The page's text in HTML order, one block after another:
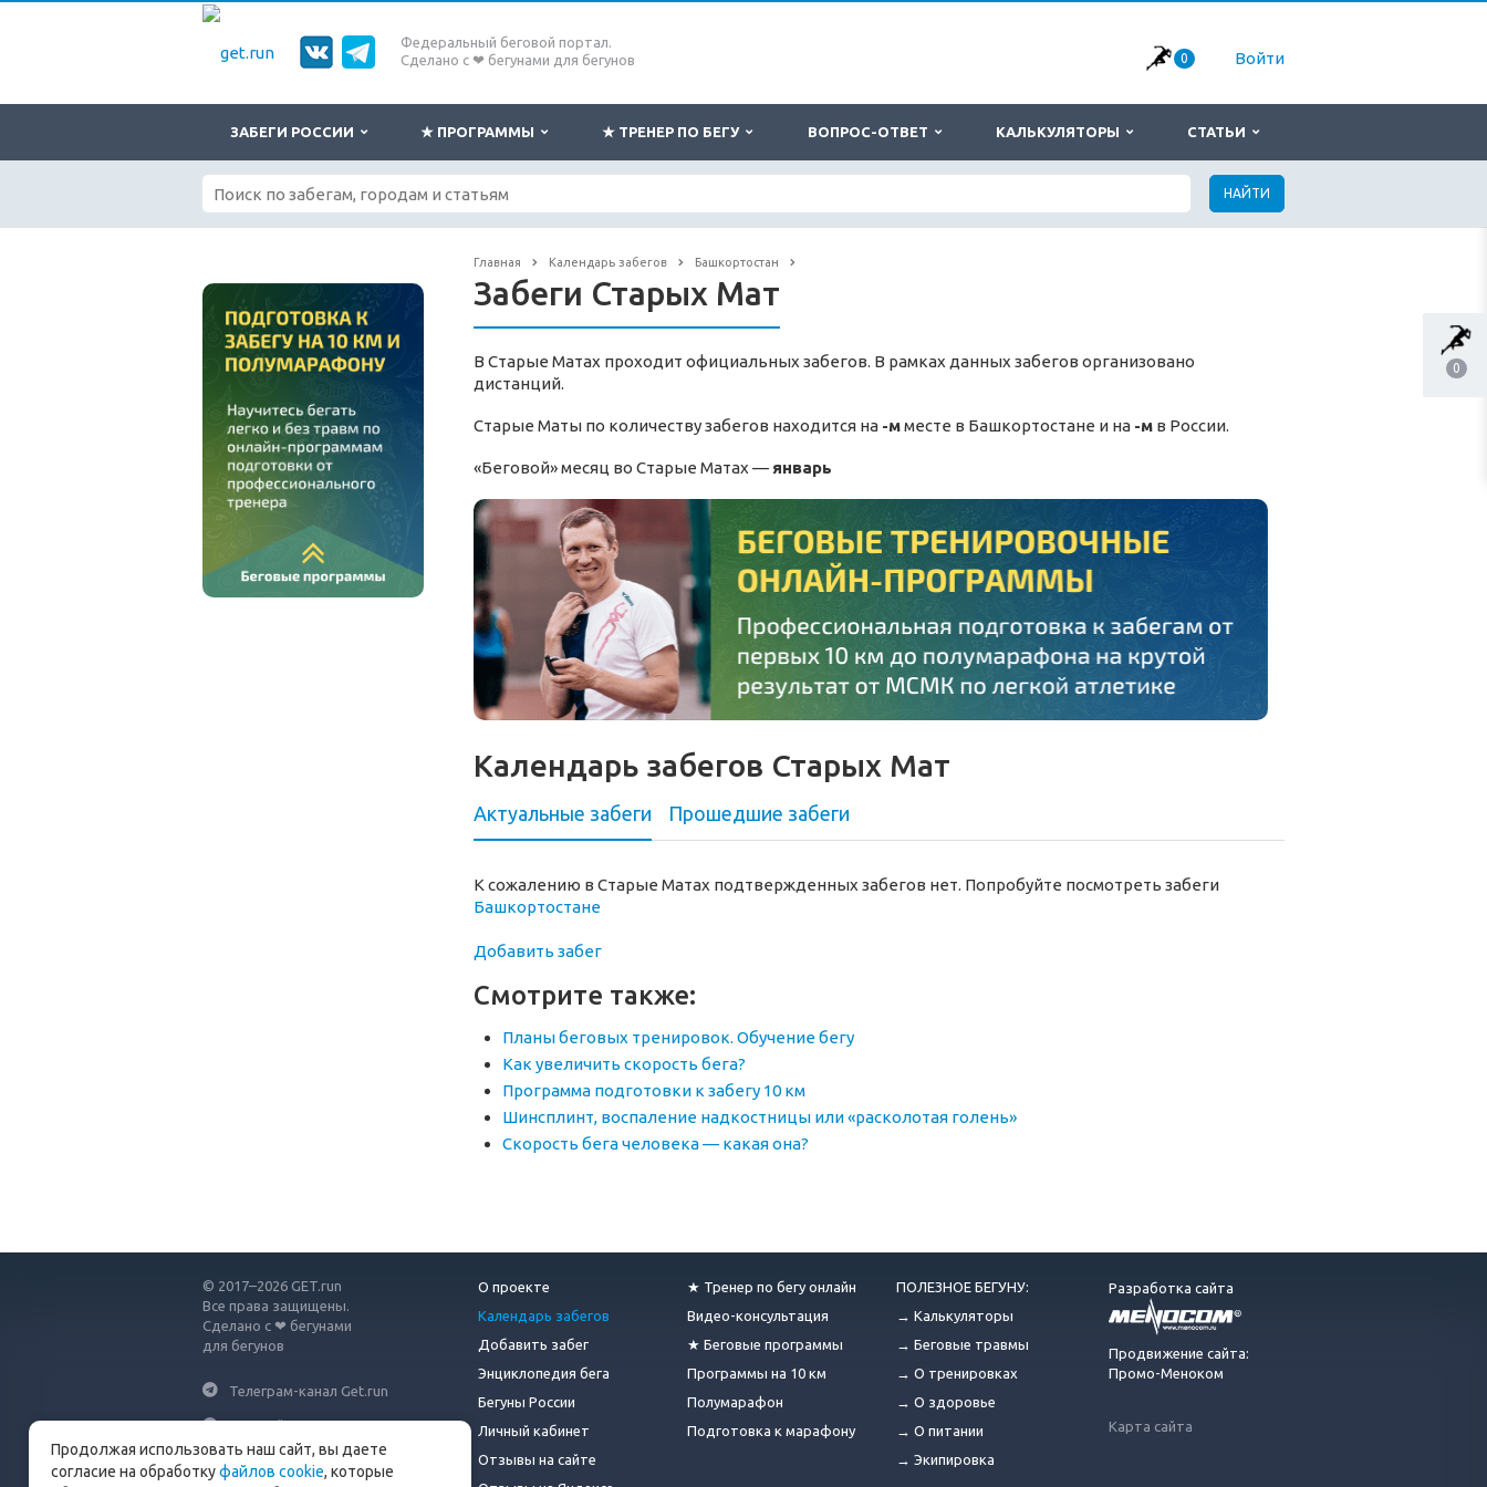
0
Федеральный беговой портал.
Сделано с ❤ бегунами для бегунов
0 Войти
ЗАБЕГИ РОССИИ ★ ПРОГРАММЫ ★ ТРЕНЕР ПО БЕГУ ВОПРОС-ОТВЕТ КАЛЬКУЛЯТОРЫ СТАТЬИ
НАЙТИ
Главная Календарь забегов Башкортостан
Забеги Старых Мат
В Старые Матах проходит официальных забегов. В рамках данных забегов организовано
дистанций.
Старые Маты по количеству забегов находится на -мместе в Башкортостане и на -мв России.
«Беговой» месяц во Старые Матах — январь
Календарь забегов Старых Мат
Актуальные забеги Прошедшие забеги
К сожалению в Старые Матах подтвержденных забегов нет. Попробуйте посмотреть забеги
Башкортостане
Добавить забег
Смотрите также:
Планы беговых тренировок. Обучение бегу
Как увеличить скорость бега?
Программа подготовки к забегу 10 км
Шинсплинт, воспаление надкостницы или «расколотая голень»
Скорость бега человека — какая она?
© 2017–2026 GET.run
Все права защищены.
Сделано с ❤ бегунами
для бегунов
Телеграм-канал Get.run
Беговой чат в Телеграм
info@get.run
О проекте
Календарь забегов
Добавить забег
Энциклопедия бега
Бегуны России
Личный кабинет
Отзывы на сайте
★ Тренер по бегу онлайн
Видео-консультация
★ Беговые программы
Программы на 10 км
Полумарафон
Подготовка к марафону
ПОЛЕЗНОЕ БЕГУНУ:
→ Калькуляторы
→ Беговые травмы
→ О тренировках
→ О здоровье
→ О питании
→ Экипировка
Разработка сайта
Продвижение сайта:
Промо-Меноком
Карта сайта
Продолжая использовать наш сайт, вы даете
согласие на обработкуфайлов cookie, которые